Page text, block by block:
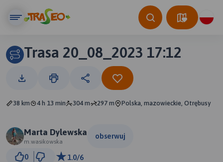
Trasa 20_08_2023 17:12
38 km 4 h 13 min 304 m 297 m Polska, mazowieckie, Otrębusy
Marta Dylewska
m.wasikowska
obserwuj
0 1.0/6